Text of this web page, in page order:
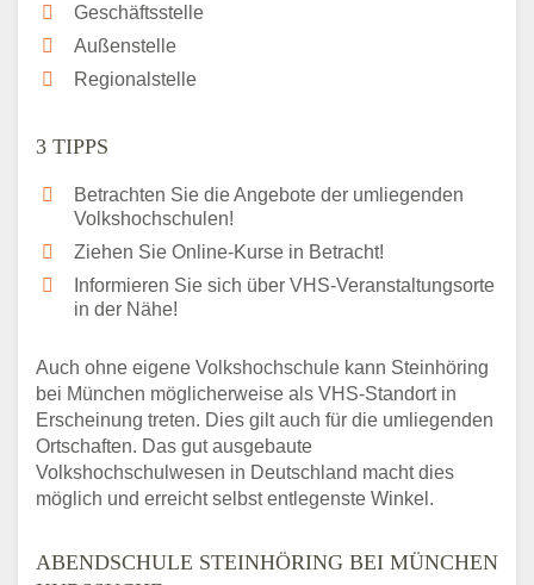
Geschäftsstelle
Außenstelle
Regionalstelle
3 TIPPS
Betrachten Sie die Angebote der umliegenden
Volkshochschulen!
Ziehen Sie Online-Kurse in Betracht!
Informieren Sie sich über VHS-Veranstaltungsorte
in der Nähe!
Auch ohne eigene Volkshochschule kann Steinhöring
bei München möglicherweise als VHS-Standort in
Erscheinung treten. Dies gilt auch für die umliegenden
Ortschaften. Das gut ausgebaute
Volkshochschulwesen in Deutschland macht dies
möglich und erreicht selbst entlegenste Winkel.
ABENDSCHULE STEINHÖRING BEI MÜNCHEN